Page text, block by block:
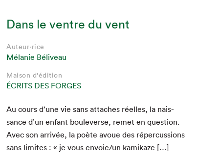
Dans le ventre du vent
Auteur·rice
Mélanie Béliveau
Maison d'édition
ÉCRITS DES FORGES
Au cours d’une vie sans attach­es réelles, la nais­
sance d’un enfant boule­verse, remet en ques­tion.
Avec son arrivée, la poète avoue des réper­cus­sions
sans lim­ites : « je vous envoie/​un kamikaze […]